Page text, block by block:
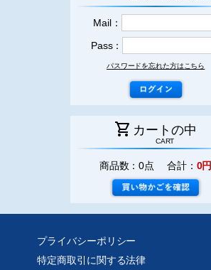
Mail：
Pass：
パスワードを忘れた方はこちら
shopping_cart カートの中
CART
商品数：0点 合計： 0円
プライバシーポリシー
特定商取引に関する法律